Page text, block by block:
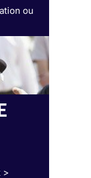
ou
>